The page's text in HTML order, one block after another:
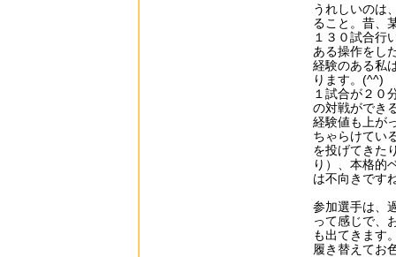
うれしいのは
ること。昔、
１３０試合行
ある操作をし
経験のある私
ります。(^^)
１試合が２０
の対戦ができ
経験値も上が
ちゃらけてい
を投げてきた
り）、本格的
は不向きです
参加選手は、
って感じで、
も出てきます
履き替えてお